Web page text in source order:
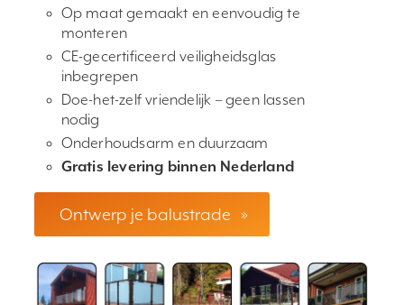
Op maat gemaakt en eenvoudig te
monteren
CE-gecertificeerd veiligheidsglas
inbegrepen
Doe-het-zelf vriendelijk – geen lassen
nodig
Onderhoudsarm en duurzaam
Gratis levering binnen Nederland
Ontwerp je balustrade »